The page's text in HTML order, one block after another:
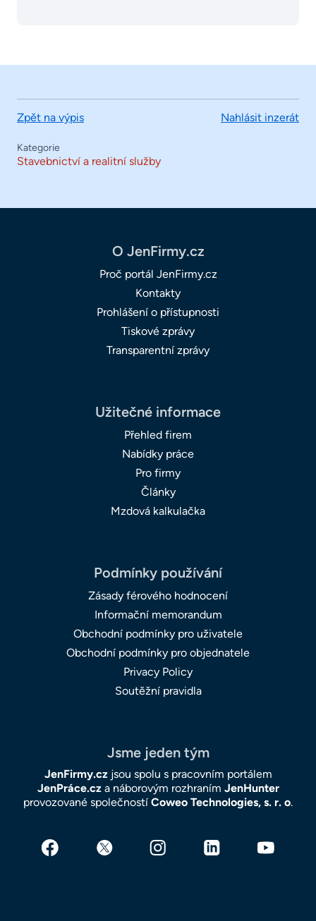
Zpět na výpis Nahlásit inzerát
Kategorie
Stavebnictví a realitní služby
O JenFirmy.cz
Proč portál JenFirmy.cz
Kontakty
Prohlášení o přístupnosti
Tiskové zprávy
Transparentní zprávy
Užitečné informace
Přehled firem
Nabídky práce
Pro firmy
Články
Mzdová kalkulačka
Podmínky používání
Zásady férového hodnocení
Informační memorandum
Obchodní podmínky pro uživatele
Obchodní podmínky pro objednatele
Privacy Policy
Soutěžní pravidla
Jsme jeden tým
JenFirmy.czjsou spolu s pracovním portálem
JenPráce.cza náborovým rozhraním JenHunter
provozované společností Coweo Technologies, s. r. o.